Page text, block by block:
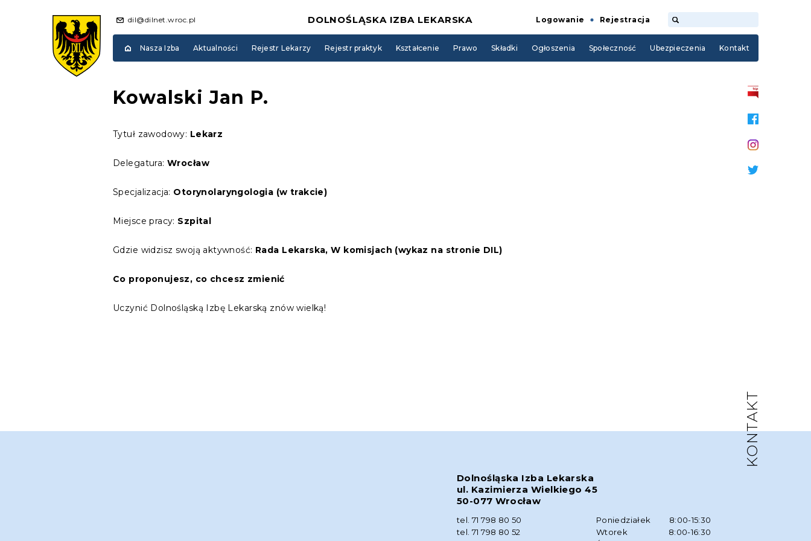
dil@dilnet.wroc.pl DOLNOŚLĄSKA IZBA LEKARSKA Logowanie Rejestracja
Nasza Izba Aktualności Rejestr Lekarzy Rejestr praktyk Kształcenie Prawo Składki Ogłoszenia Społeczność Ubezpieczenia Kontakt
Kowalski Jan P.
Tytuł zawodowy: Lekarz
Delegatura:Wrocław
Specjalizacja: Otorynolaryngologia (w trakcie)
Miejsce pracy: Szpital
Gdzie widzisz swoją aktywność: Rada Lekarska, W komisjach (wykaz na stronie DIL)
Co proponujesz, co chcesz zmienić
Uczynić Dolnośląską Izbę Lekarską znów wielką!
KONTAKT
Dolnośląska Izba Lekarska
ul. Kazimierza Wielkiego 45
50-077 Wrocław
tel. 71 798 80 50
tel. 71 798 80 52
Poniedziałek
8:00-15:30
Wtorek
8:00-16:30